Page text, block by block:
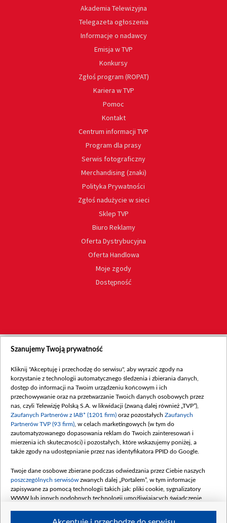
Akademia Telewizyjna
Telegazeta ogłoszenia
Informacje o nadawcy
Emisja w TVP
Konkursy
Zgłoś program (ROPAT)
Kariera w TVP
Pomoc
Kontakt
Centrum informacji TVP
Program dla prasy
Serwis fotograficzny
Merchandising (znaki)
Polityka Prywatności
Zgłoś nadużycie w sieci
Sklep TVP
Biuro Reklamy
Oferta Dystrybucyjna
Oferta Handlowa
Moje zgody
Dostępność
Szanujemy Twoją prywatność
Kliknij "Akceptuję i przechodzę do serwisu", aby wyrazić zgody na
korzystanie z technologii automatycznego śledzenia i zbierania danych,
dostęp do informacji na Twoim urządzeniu końcowym i ich
przechowywanie oraz na przetwarzanie Twoich danych osobowych przez
nas, czyli Telewizję Polską S.A. w likwidacji (zwaną dalej również „TVP”),
Zaufanych Partnerów z IAB* (1201 firm) oraz pozostałych Zaufanych
Partnerów TVP (93 firm) , w celach marketingowych (w tym do
zautomatyzowanego dopasowania reklam do Twoich zainteresowań i
mierzenia ich skuteczności) i pozostałych, które wskazujemy poniżej, a
także zgody na udostępnianie przez nas identyfikatora PPID do Google.
Twoje dane osobowe zbierane podczas odwiedzania przez Ciebie naszych
poszczególnych serwisów zwanych dalej „Portalem”, w tym informacje
zapisywane za pomocą technologii takich jak: pliki cookie, sygnalizatory
WWW lub innych podobnych technologii umożliwiających świadczenie